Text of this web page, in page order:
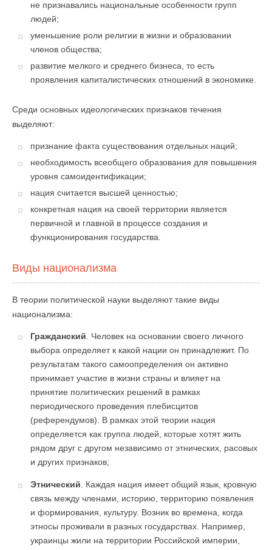
не признавались национальные особенности групп
людей;
уменьшение роли религии в жизни и образовании
членов общества;
развитие мелкого и среднего бизнеса, то есть
проявления капиталистических отношений в экономике.
Среди основных идеологических признаков течения
выделяют:
признание факта существования отдельных наций;
необходимость всеобщего образования для повышения
уровня самоидентификации;
нация считается высшей ценностью;
конкретная нация на своей территории является
первичной и главной в процессе создания и
функционирования государства.
Виды национализма
В теории политической науки выделяют такие виды
национализма:
Гражданский. Человек на основании своего личного
выбора определяет к какой нации он принадлежит. По
результатам такого самоопределения он активно
принимает участие в жизни страны и влияет на
принятие политических решений в рамках
периодического проведения плебисцитов
(референдумов). В рамках этой теории нация
определяется как группа людей, которые хотят жить
рядом друг с другом независимо от этнических, расовых
и других признаков;
Этнический. Каждая нация имеет общий язык, кровную
связь между членами, историю, территорию появления
и формирования, культуру. Возник во времена, когда
этносы проживали в разных государствах. Например,
украинцы жили на территории Российской империи,